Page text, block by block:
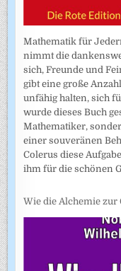
Mathematik für
nimmt die
sich, Freunde und
gibt eine große
unfähig halten, sich
wurde dieses Buch
Mathematiker,
einer souveränen
Colerus diese
ihm für die schönen
Wie die Alchemie zur